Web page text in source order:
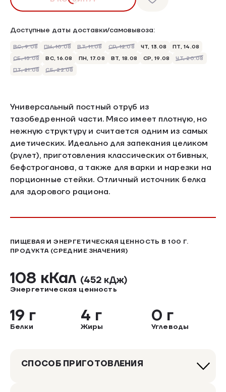
Доступные даты доставки/самовывоза:
ВС, 9.08 ПН, 10.08 ВТ, 11.08 СР, 12.08 ЧТ, 13.08
ПТ, 14.08
СБ, 15.08
ВС, 16.08 ПН, 17.08 ВТ, 18.08 СР, 19.08
ЧТ, 20.08
ПТ, 21.08
СБ, 22.08
Универсальный постный отруб из
тазобедренной части. Мясо имеет плотную, но
нежную структуру и считается одним из самых
диетических. Идеально для запекания целиком
(рулет), приготовления классических отбивных,
бефстроганова, а также для варки и нарезки на
порционные стейки. Отличный источник белка
для здорового рациона.
ПИЩЕВАЯ И ЭНЕРГЕТИЧЕСКАЯ ЦЕННОСТЬ В 100 Г.
ПРОДУКТА (СРЕДНИЕ ЗНАЧЕНИЯ)
108 кКал (452 кДж)
Энергетическая ценность
19 г
Белки
4 г
Жиры
0 г
Углеводы
СПОСОБ ПРИГОТОВЛЕНИЯ